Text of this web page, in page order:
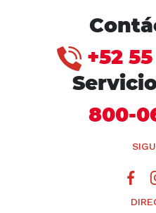
+52
800-